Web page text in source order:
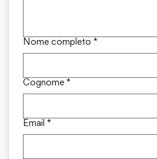
Nome completo *
Cognome *
Email *